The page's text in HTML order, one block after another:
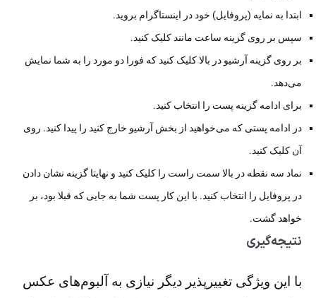
ابتدا به نمایه (پروفایل) خود در اینستاگرام بروید.
سپس بر روی گزینه ساعت مانند کلیک کنید.
بر روی گزینه آرشیو در بالا کلیک کنید که فورا دو مورد را به شما نمایش
می‌دهد.
برای ادامه گزینه پست را انتخاب کنید.
در ادامه پستی که می‌خواهید از بخش آرشیو خارج کنید را پیدا کنید. روی
آن کلیک کنید.
نماد سه نقطه‌ در بالا سمت راست را کلیک کنید و نهایتا گزینه نشان دادن
در پروفایل را انتخاب کنید. با این کار پست شما به جایی که قبلا بود، بر
خواهد گشت.
نتیجه‌گیری
با این ویژگی‌ تغییرپذیر دیگر نیازی به آلبوم‌های عکس